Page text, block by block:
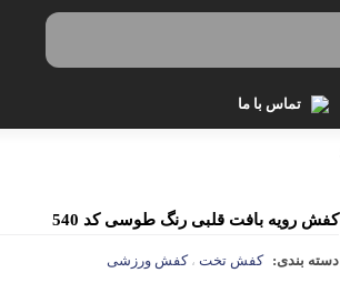
تماس با ما
کفش رویه بافت قلبی رنگ طوسی کد 540
دسته بندی: کفش تخت ،کفش ورزشی